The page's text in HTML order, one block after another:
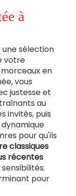
à
sélection
votre
en
vous
justesse et
au
invités, puis
pour qu'ils
classiques
récentes
pour